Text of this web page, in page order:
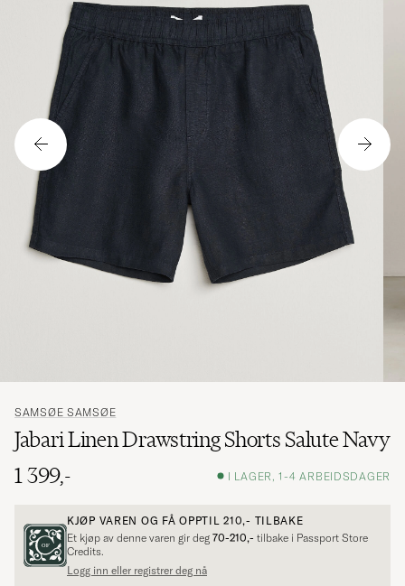
SAMSØE SAMSØE
Jabari Linen Drawstring Shorts Salute Navy
1 399,-
I LAGER, 1-4 ARBEIDSDAGER
KJØP VAREN OG FÅ OPPTIL210,- TILBAKE
Et kjøp av denne varen gir deg 70-210,- tilbake i Passport Store
Credits.
Logg inn eller registrer deg nå